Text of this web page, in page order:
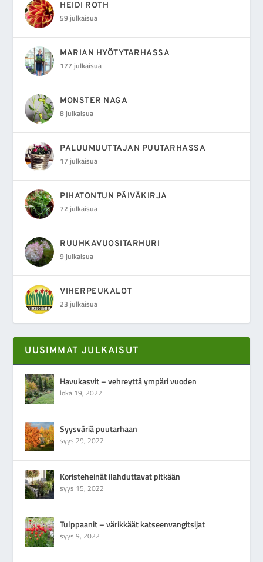
HEIDI ROTH
59 julkaisua
MARIAN HYÖTYTARHASSA
177 julkaisua
MONSTER NAGA
8 julkaisua
PALUUMUUTTAJAN PUUTARHASSA
17 julkaisua
PIHATONTUN PÄIVÄKIRJA
72 julkaisua
RUUHKAVUOSITARHURI
9 julkaisua
VIHERPEUKALOT
23 julkaisua
UUSIMMAT JULKAISUT
Havukasvit – vehreyttä ympäri vuoden
loka 19, 2022
Syysväriä puutarhaan
syys 29, 2022
Koristeheinät ilahduttavat pitkään
syys 15, 2022
Tulppaanit – värikkäät katseenvangitsijat
syys 9, 2022